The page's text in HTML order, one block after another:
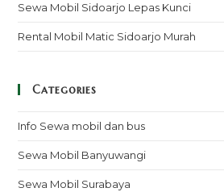
Sewa Mobil Sidoarjo Lepas Kunci
Rental Mobil Matic Sidoarjo Murah
Categories
Info Sewa mobil dan bus
Sewa Mobil Banyuwangi
Sewa Mobil Surabaya